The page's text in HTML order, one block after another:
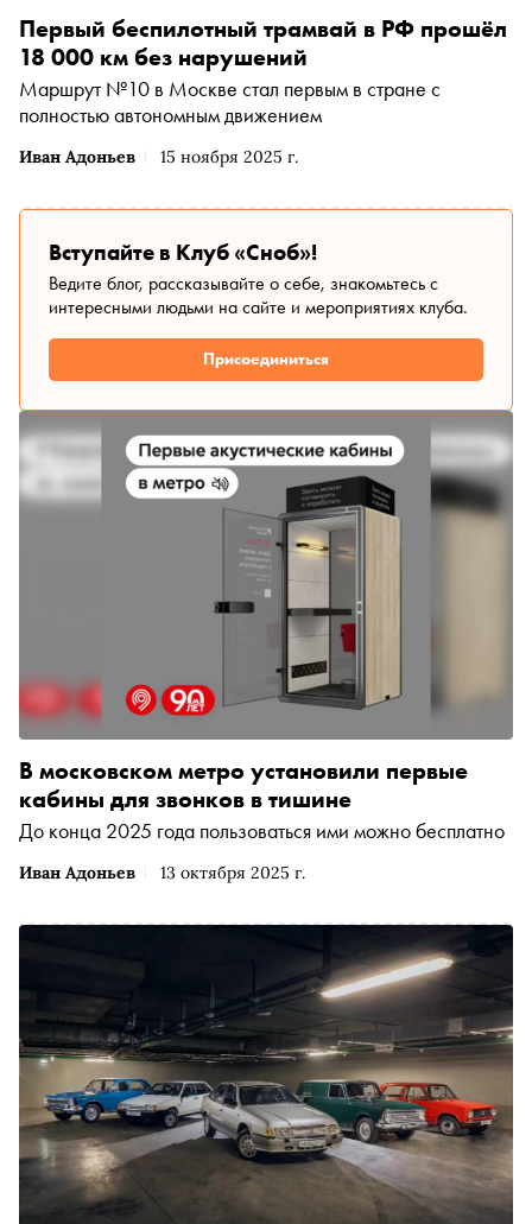
Иван Адоньев 15 ноября 2025 г.
Первый беспилотный трамвай в РФ прошёл
18 000 км без нарушений
Маршрут №10 в Москве стал первым в стране с
полностью автономным движением
Вступайте в Клуб «Сноб»!
Ведите блог, рассказывайте о себе, знакомьтесь с
интересными людьми на сайте и мероприятиях клуба.
Присоединиться
Иван Адоньев 13 октября 2025 г.
В московском метро установили первые
кабины для звонков в тишине
До конца 2025 года пользоваться ими можно бесплатно